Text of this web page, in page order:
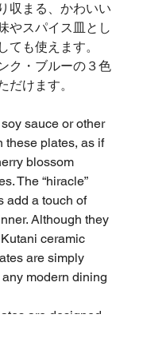
収まる、かわいい
やスパイス皿とし
ても使えます。
ク・ブルーの３色
だけます。
sauce or other
these plates, as if
blossom
The “hiracle”
add a touch of
Although they
ceramic
are simply
modern dining
are designed